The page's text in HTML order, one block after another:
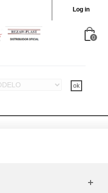
Log in
0